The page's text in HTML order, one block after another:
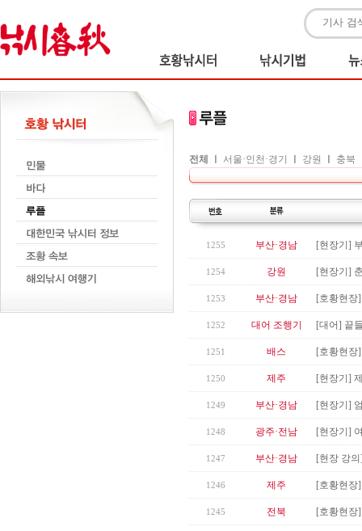
전체 서울·인천·경기 강원 충북
1255 부산·경남 [현장기]
1254 강원 [현장기]
1253 부산·경남 [호황현장
1252 대어 조행기 [대어] 끝
1251 배스 [호황현장
1250 제주 [현장기]
1249 부산·경남 [현장기]
1248 광주·전남 [현장기]
1247 부산·경남 [현장 강
1246 제주 [호황현장
1245 전북 [호황현장